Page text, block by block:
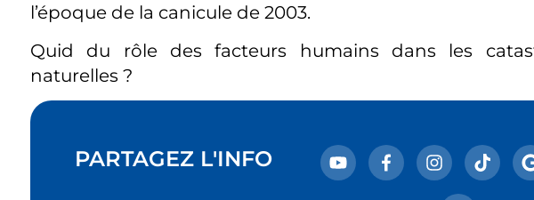
l’époque de la canicule de 2003.
Quid du rôle des facteurs humains dans les
naturelles ?
PARTAGEZ L'INFO